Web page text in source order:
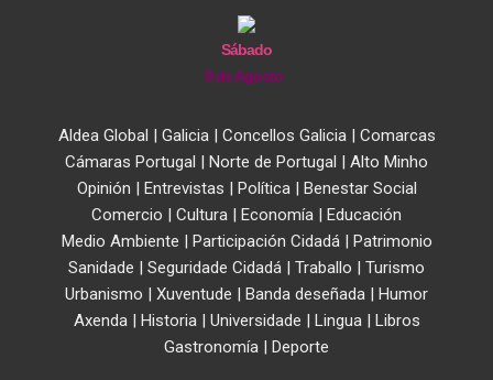
Sábado
8 de Agosto
Aldea Global | Galicia| Concellos Galicia| Comarcas
Cámaras Portugal | Norte de Portugal | Alto Minho
Opinión | Entrevistas | Política| Benestar Social
Comercio | Cultura | Economía | Educación
Medio Ambiente | Participación Cidadá| Patrimonio
Sanidade | Seguridade Cidadá | Traballo | Turismo
Urbanismo | Xuventude | Banda deseñada | Humor
Axenda| Historia| Universidade | Lingua| Libros
Gastronomía | Deporte